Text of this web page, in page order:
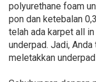
polyurethane foam
pon dan ketebalan
telah ada karpet all
underpad. Jadi,
meletakkan